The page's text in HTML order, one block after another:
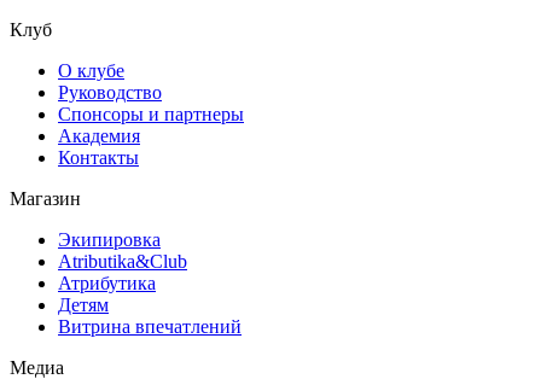
Клуб
О клубе
Руководство
Спонсоры и партнеры
Академия
Контакты
Магазин
Экипировка
Atributika&Club
Атрибутика
Детям
Витрина впечатлений
Медиа